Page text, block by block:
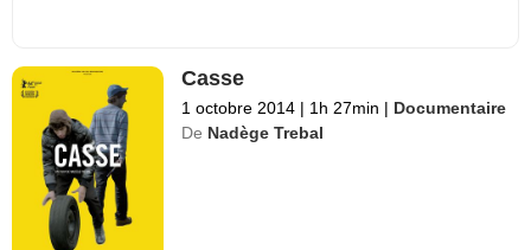
Casse
1 octobre 2014 | 1h 27min | Documentaire
De Nadège Trebal